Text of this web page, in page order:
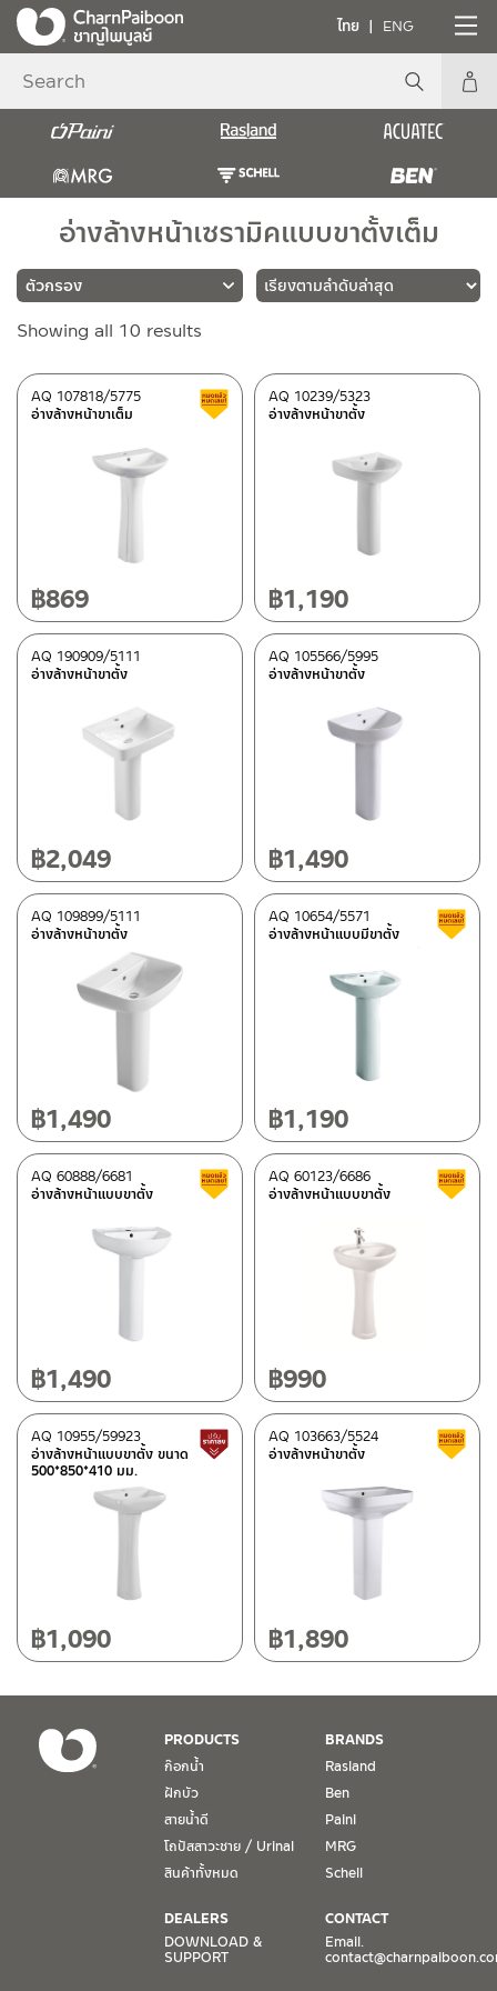
ไทย ENG
อ่างล้างหน้าเซรามิคแบบขาตั้งเต็ม
แบรนด์
RASLAND (10)
เซรามิคเคลือบ
ขาว (10)
สถานะสินค้า
สถานะสินค้าขายปกติ
สินค้าลดราคา เคลียร์สต็อก
Showing all 10 results
latest
อ่างล้างหน้าขาเต็ม
AQ 107818/5775 สินค้าลดราคา เคลียร์สต็อก
฿869
อ่างล้างหน้าขาตั้ง
AQ 10239/5323
฿1,190
อ่างล้างหน้าขาตั้ง
AQ 190909/5111
฿2,049
อ่างล้างหน้าขาตั้ง
AQ 105566/5995
฿1,490
อ่างล้างหน้าขาตั้ง
AQ 109899/5111
฿1,490
อ่างล้างหน้าแบบมีขาตั้ง
AQ 10654/5571
฿1,190
อ่างล้างหน้าแบบขาตั้ง
AQ 60888/6681 สินค้าลดราคา เคลียร์สต็อก
฿1,490
อ่างล้างหน้าแบบขาตั้ง
AQ 60123/6686
฿990
อ่างล้างหน้าแบบขาตั้ง ขนาด
500*850*410 มม.
AQ 10955/59923 สินค้าปรับราคาลดลง
฿1,090
อ่างล้างหน้าขาตั้ง
AQ 103663/5524
฿1,890
PRODUCTS
ก๊อกน้ำ
ฝักบัว
สายน้ำดี
โถปัสสาวะชาย / Urinal
สินค้าทั้งหมด
BRANDS
Rasland
Ben
Paini
MRG
Schell
DEALERS
DOWNLOAD &
SUPPORT
CONTACT
Email.